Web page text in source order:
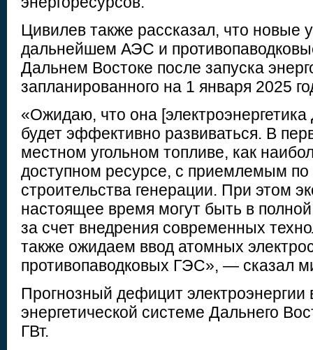
Цивилев также рассказал, что новые
дальнейшем АЭС и
Дальнем Востоке после запуска
запланированного на 1 января 2025
«Ожидаю, что она [электроэнергетика
будет эффективно развиваться. В
местном угольном топливе, как
доступном ресурсе, с приемлемым по
строительства генерации. При этом
настоящее время могут быть в
за счет внедрения современных
также ожидаем ввод атомных
противопаводковых ГЭС», — сказал
Прогнозный дефицит электроэнергии
энергетической системе Дальнего
ГВт.